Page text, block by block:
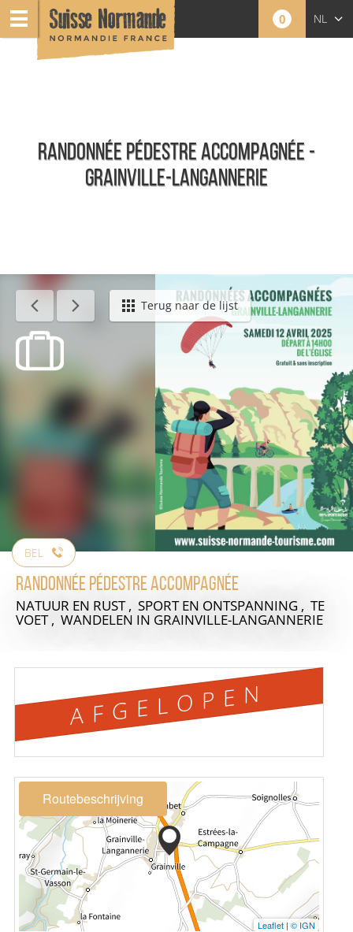
0 NL
RANDONNÉE PÉDESTRE ACCOMPAGNÉE -
GRAINVILLE-LANGANNERIE
Agenda - NederlandsTerug naar de lijst
BEL
Randonnée pédestre accompagnée
NATUUR EN RUST , SPORT EN ONTSPANNING , TE
VOET , WANDELEN IN GRAINVILLE-LANGANNERIE
AFGELOPEN
Routebeschrijving
Leaflet| © IGN